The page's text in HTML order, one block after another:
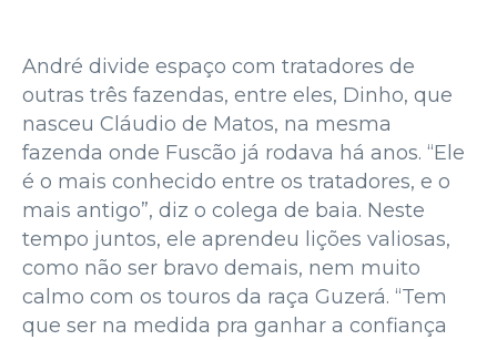
André divide espaço com tratadores de
outras três fazendas, entre eles, Dinho, que
nasceu Cláudio de Matos, na mesma
fazenda onde Fuscão já rodava há anos. “Ele
é o mais conhecido entre os tratadores, e o
mais antigo”, diz o colega de baia. Neste
tempo juntos, ele aprendeu lições valiosas,
como não ser bravo demais, nem muito
calmo com os touros da raça Guzerá. “Tem
que ser na medida pra ganhar a confiança